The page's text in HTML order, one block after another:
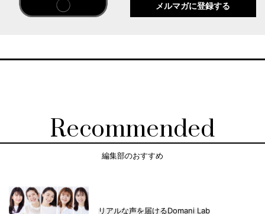
メルマガに登録する
Recommended
編集部のおすすめ
リアルな声を届けるDomani Lab